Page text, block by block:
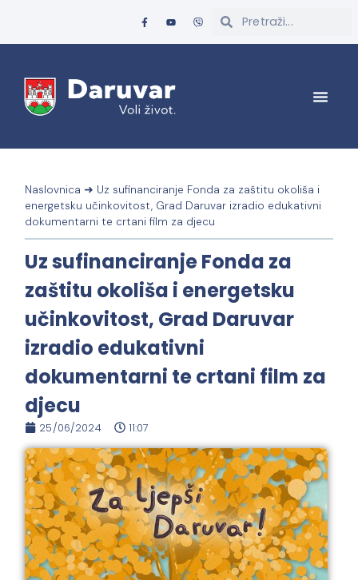
Naslovnica ➜ Uz sufinanciranje Fonda za zaštitu okoliša i
energetsku učinkovitost, Grad Daruvar izradio edukativni
dokumentarni te crtani film za djecu
Uz sufinanciranje Fonda za
zaštitu okoliša i energetsku
učinkovitost, Grad Daruvar
izradio edukativni
dokumentarni te crtani film za
djecu
25/06/2024 11:07